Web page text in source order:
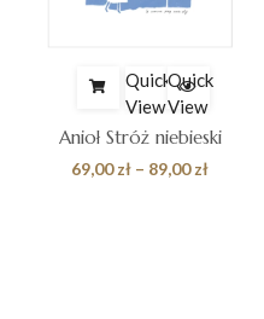
Quick
View
Quick
View
Anioł Stróż niebieski
69,00zł – 89,00złZakres